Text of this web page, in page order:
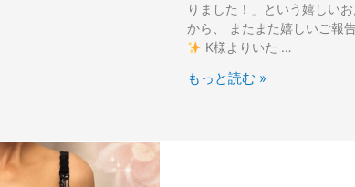
りました！」という嬉しい
から、 またまた嬉しいご報
K様よりいた …
もっと読む »